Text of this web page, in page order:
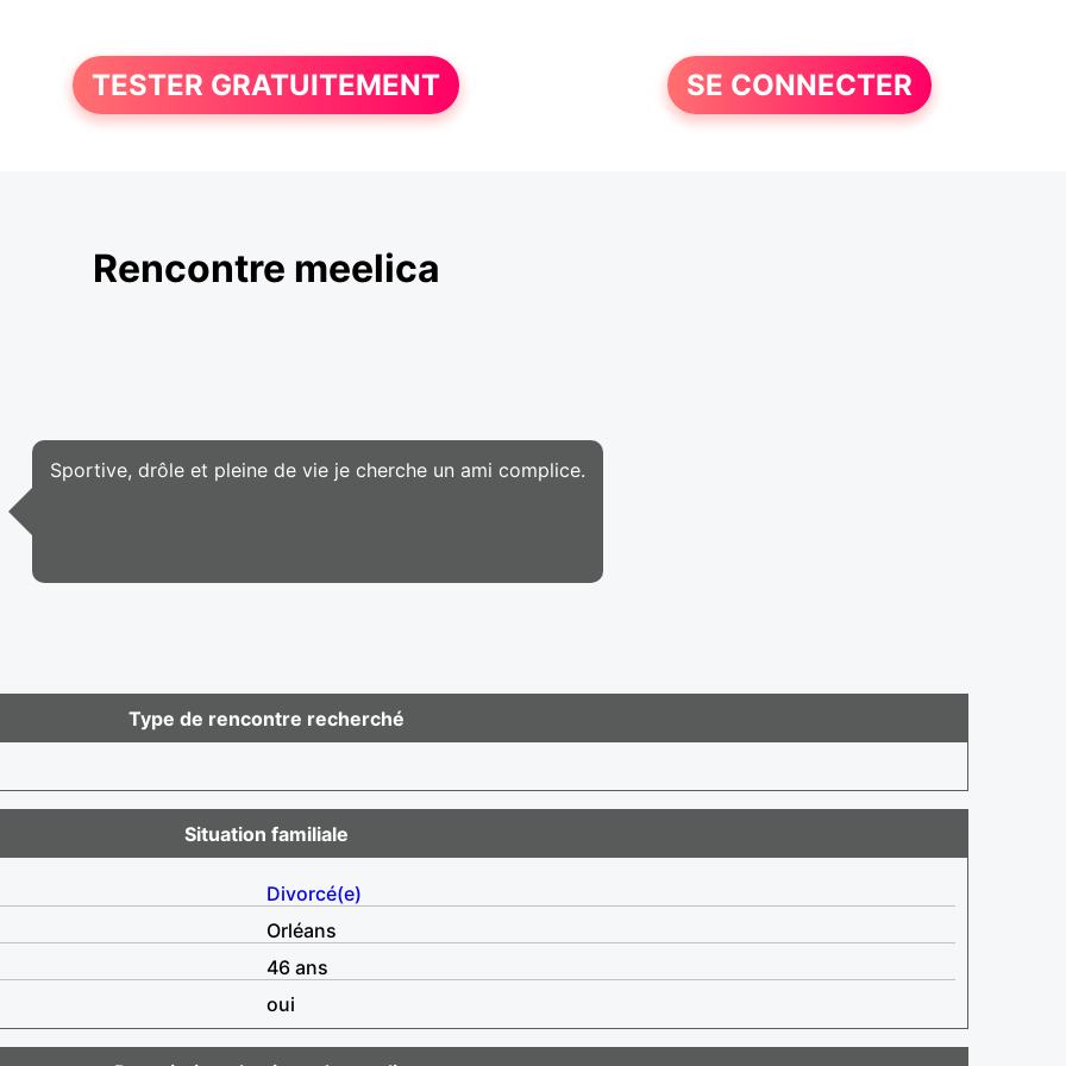
TESTER GRATUITEMENT SE CONNECTER
Rencontre meelica
Sportive, drôle et pleine de vie je cherche un ami complice.
Type de rencontre recherché
Situation familiale
Divorcé(e)
Orléans
46 ans
oui